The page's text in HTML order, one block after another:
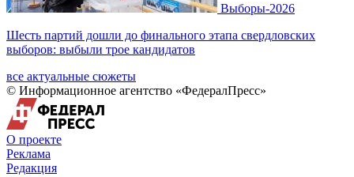
Выборы-2026
Шесть партий дошли до финального этапа свердловских
выборов: выбыли трое кандидатов
все актуальные сюжеты
© Информационное агентство «ФедералПресс»
О проекте
Реклама
Редакция